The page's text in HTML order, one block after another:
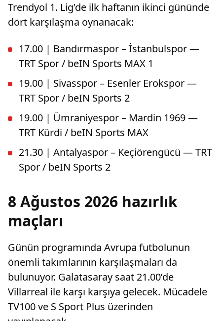
Trendyol 1. Lig’de ilk haftanın ikinci gününde
dört karşılaşma oynanacak:
17.00 | Bandırmaspor – İstanbulspor —
TRT Spor / beIN Sports MAX 1
19.00 | Sivasspor – Esenler Erokspor —
TRT Spor / beIN Sports 2
19.00 | Ümraniyespor – Mardin 1969 —
TRT Kürdi / beIN Sports MAX
21.30 | Antalyaspor – Keçiörengücü — TRT
Spor / beIN Sports 2
8 Ağustos 2026 hazırlık
maçları
Günün programında Avrupa futbolunun
önemli takımlarının karşılaşmaları da
bulunuyor. Galatasaray saat 21.00’de
Villarreal ile karşı karşıya gelecek. Mücadele
TV100 ve S Sport Plus üzerinden